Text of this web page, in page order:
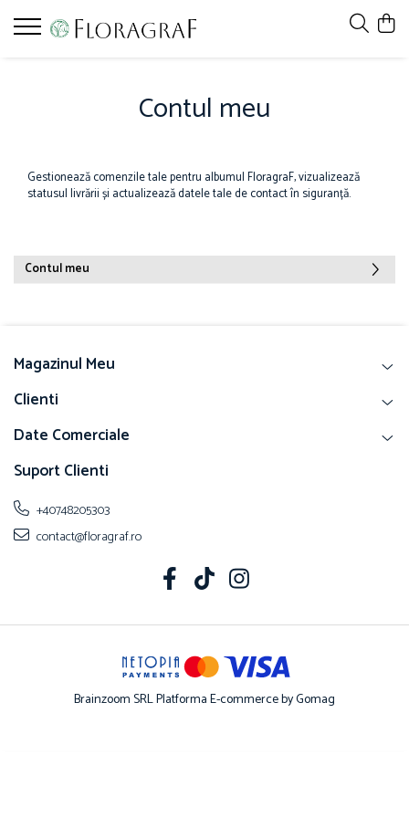
Contul meu
Gestionează comenzile tale pentru albumul FloragraF, vizualizează
statusul livrării și actualizează datele tale de contact în siguranță.
Contul meu
Magazinul Meu
Clienti
Date Comerciale
Suport Clienti
+40748205303
contact@floragraf.ro
Brainzoom SRLPlatforma E-commerce by Gomag